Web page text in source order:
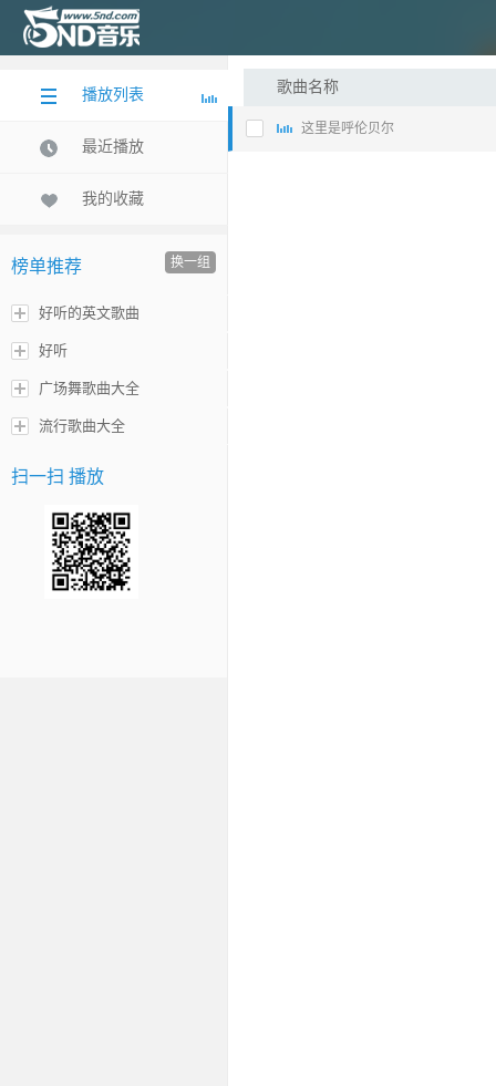
播放列表
最近播放
我的收藏
榜单推荐 换一组
好听的英文歌曲
好听
广场舞歌曲大全
流行歌曲大全
扫一扫 播放
歌曲名称
这里是呼伦贝尔